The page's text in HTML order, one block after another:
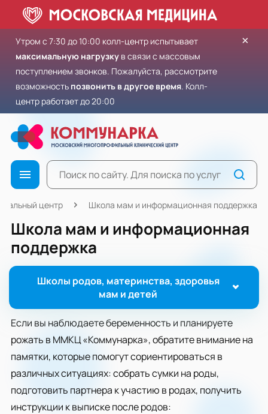
Утром с 7:30 до 10:00 колл-центр испытывает
максимальную нагрузку в связи с массовым
поступлением звонков. Пожалуйста, рассмотрите
возможность позвонить в другое время. Колл-
центр работает до 20:00
×
центр Школа мам и информационная поддержка
Школа мам и информационная
поддержка
Школы родов, материнства, здоровья
мам и детей
Если вы наблюдаете беременность и планируете
рожать в ММКЦ «Коммунарка», обратите внимание на
памятки, которые помогут сориентироваться в
различных ситуациях: собрать сумки на роды,
подготовить партнера к участию в родах, получить
инструкции к выписке после родов: